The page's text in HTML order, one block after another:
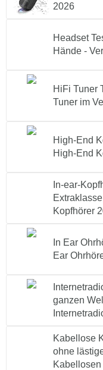
2026
Headset
Hände -
HiFi Tuner
Tuner im
High-End
High-End
In-ear-
Kopfhörer
In Ear
Ear
ganzen
Kabellose
ohne